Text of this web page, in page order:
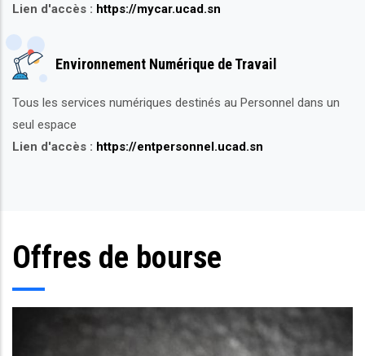
Lien d'accès : https://mycar.ucad.sn
Environnement Numérique de Travail
Tous les services numériques destinés au Personnel dans un
seul espace
Lien d'accès : https://entpersonnel.ucad.sn
Offres de bourse